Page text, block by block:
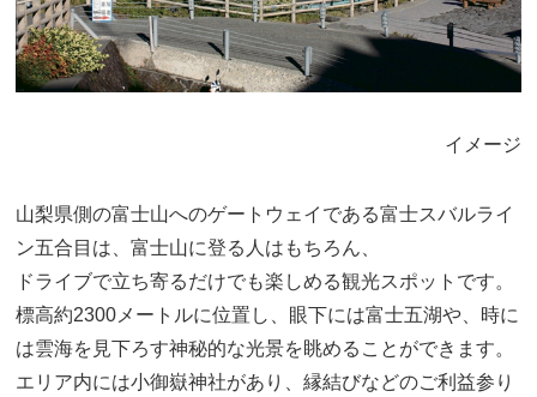
イメージ
山梨県側の富士山へのゲートウェイである富士スバルライ
ン五合目は、富士山に登る人はもちろん、
ドライブで立ち寄るだけでも楽しめる観光スポットです。
標高約2300メートルに位置し、眼下には富士五湖や、時に
は雲海を見下ろす神秘的な光景を眺めることができます。
エリア内には小御嶽神社があり、縁結びなどのご利益参り